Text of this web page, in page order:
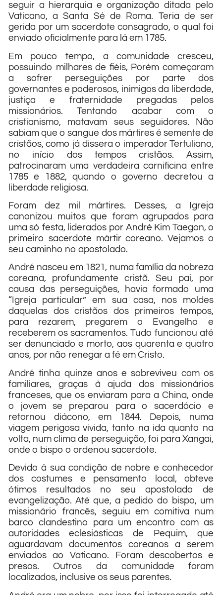
seguir a hierarquia e organização ditada pelo
Vaticano, a Santa Sé de Roma. Teria de ser
gerida por um sacerdote consagrado, o qual foi
enviado oficialmente para lá em 1785.
Em pouco tempo, a comunidade cresceu,
possuindo milhares de fiéis, Porém começaram
a sofrer perseguições por parte dos
governantes e poderosos, inimigos da liberdade,
justiça e fraternidade pregadas pelos
missionários. Tentando acabar com o
cristianismo, matavam seus seguidores. Não
sabiam que o sangue dos mártires é semente de
cristãos, como já dissera o imperador Tertuliano,
no início dos tempos cristãos. Assim,
patrocinaram uma verdadeira carnificina entre
1785 e 1882, quando o governo decretou a
liberdade religiosa.
Foram dez mil mártires. Desses, a Igreja
canonizou muitos que foram agrupados para
uma só festa, liderados por André Kim Taegon, o
primeiro sacerdote mártir coreano. Vejamos o
seu caminho no apostolado.
André nasceu em 1821, numa família da nobreza
coreana, profundamente cristã. Seu pai, por
causa das perseguições, havia formado uma
“Igreja particular” em sua casa, nos moldes
daquelas dos cristãos dos primeiros tempos,
para rezarem, pregarem o Evangelho e
receberem os sacramentos. Tudo funcionou até
ser denunciado e morto, aos quarenta e quatro
anos, por não renegar a fé em Cristo.
André tinha quinze anos e sobreviveu com os
familiares, graças à ajuda dos missionários
franceses, que os enviaram para a China, onde
o jovem se preparou para o sacerdócio e
retornou diácono, em 1844. Depois, numa
viagem perigosa vivida, tanto na ida quanto na
volta, num clima de perseguição, foi para Xangai,
onde o bispo o ordenou sacerdote.
Devido à sua condição de nobre e conhecedor
dos costumes e pensamento local, obteve
ótimos resultados no seu apostolado de
evangelização. Até que, a pedido do bispo, um
missionário francês, seguiu em comitiva num
barco clandestino para um encontro com as
autoridades eclesiásticas de Pequim, que
aguardavam documentos coreanos a serem
enviados ao Vaticano. Foram descobertos e
presos. Outros da comunidade foram
localizados, inclusive os seus parentes.